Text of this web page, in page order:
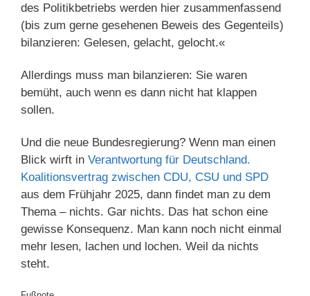
des Politikbetriebs werden hier zusammenfassend
(bis zum gerne gesehenen Beweis des Gegenteils)
bilanzieren: Gelesen, gelacht, gelocht.«
Allerdings muss man bilanzieren: Sie waren
bemüht, auch wenn es dann nicht hat klappen
sollen.
Und die neue Bundesregierung? Wenn man einen
Blick wirft in Verantwortung für Deutschland.
Koalitionsvertrag zwischen CDU, CSU und SPD
aus dem Frühjahr 2025, dann findet man zu dem
Thema – nichts. Gar nichts. Das hat schon eine
gewisse Konsequenz. Man kann noch nicht einmal
mehr lesen, lachen und lochen. Weil da nichts
steht.